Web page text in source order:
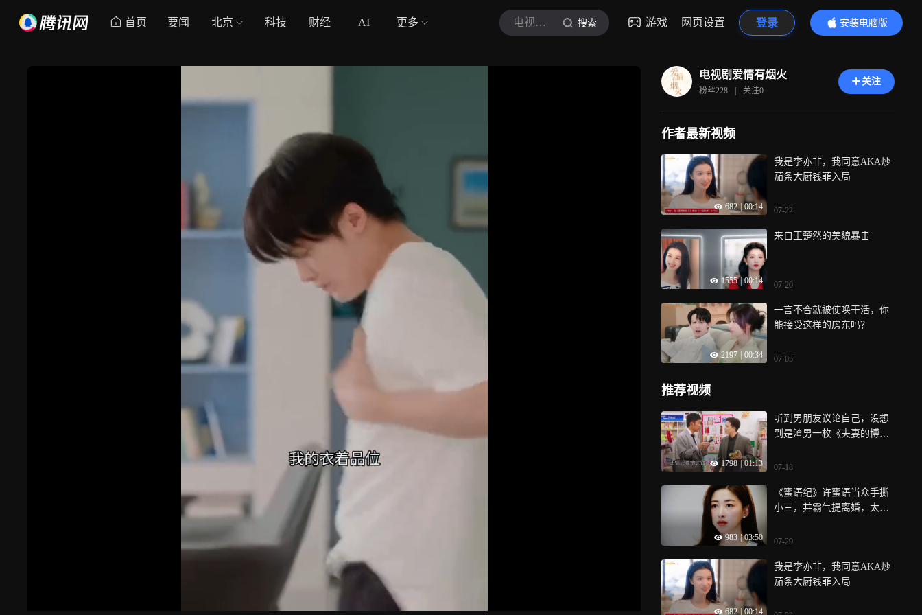
首页 要闻 北京 科技 财经 AI 更多 电视剧爱情有烟火 搜索 游戏 网页设置 登录
安装电脑版
内容更精彩
电视剧爱情有烟火
粉丝228 | 关注0
关注
作者最新视频
682 | 00:14
我是李亦非，我同意AKA炒
茄条大厨钱菲入局
07-22
1555 00:14
来自王楚然的美貌暴击
07-20
2197 00:34
一言不合就被使唤干活，你
能接受这样的房东吗？
07-05
推荐视频
1798 01:13
听到男朋友议论自己，没想
到是渣男一枚《夫妻的博
07-18
983 03:50
《蜜语纪》许蜜语当众手撕
小三，并霸气提离婚，太解
07-29
682 | 00:14
我是李亦非，我同意AKA炒
茄条大厨钱菲入局